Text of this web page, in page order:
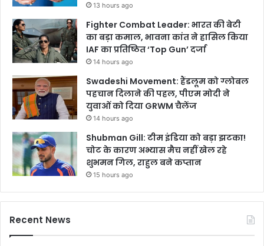
13 hours ago
Fighter Combat Leader: भारत की बेटी
का बड़ा कमाल, भावना कांत ने हासिल किया
IAF का प्रतिष्ठित ‘Top Gun’ दर्जा
14 hours ago
Swadeshi Movement: हैंडलूम को ग्लोबल
पहचान दिलाने की पहल, पीएम मोदी ने
युवाओं को दिया GRWM चैलेंज
14 hours ago
Shubman Gill: टीम इंडिया को बड़ा झटका!
चोट के कारण अभ्यास मैच नहीं खेल रहे
शुभमन गिल, राहुल बने कप्तान
15 hours ago
Recent News